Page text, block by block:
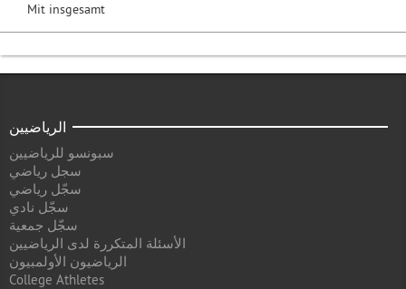
Mit insgesamt
الرياضيين
سبونسو للرياضيين
سجل رياضي
سجّل رياضي
سجّل نادي
سجّل جمعية
الأسئلة المتكررة لدى الرياضيين
الرياضيون الأولمبيون
College Athletes